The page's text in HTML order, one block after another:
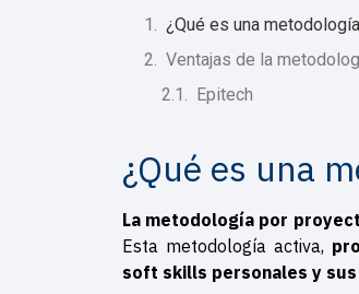
¿Qué es una
Ventajas de la
Epitech
¿Qué es una
La metodología por
Esta metodología activa,
soft skills personales y